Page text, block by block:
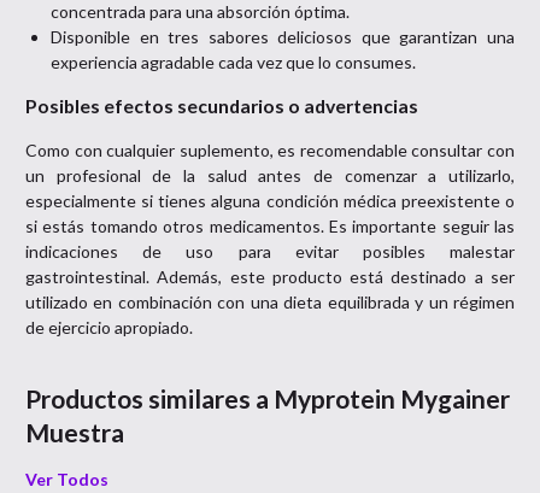
concentrada para una absorción óptima.
Disponible en tres sabores deliciosos que garantizan una
experiencia agradable cada vez que lo consumes.
Posibles efectos secundarios o advertencias
Como con cualquier suplemento, es recomendable consultar con
un profesional de la salud antes de comenzar a utilizarlo,
especialmente si tienes alguna condición médica preexistente o
si estás tomando otros medicamentos. Es importante seguir las
indicaciones de uso para evitar posibles malestar
gastrointestinal. Además, este producto está destinado a ser
utilizado en combinación con una dieta equilibrada y un régimen
de ejercicio apropiado.
Productos similares a Myprotein Mygainer
Muestra
Ver Todos